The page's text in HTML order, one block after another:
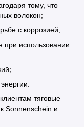
тому, что
волокон;
с коррозией;
при использовании
тяговые
Sonnenschein и